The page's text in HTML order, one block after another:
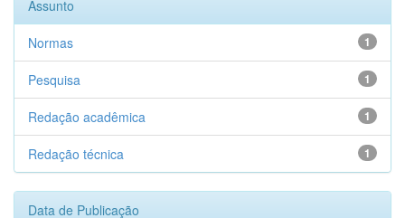
Assunto
1
Normas
1
Pesquisa
1
Redação acadêmica
1
Redação técnica
Data de Publicação